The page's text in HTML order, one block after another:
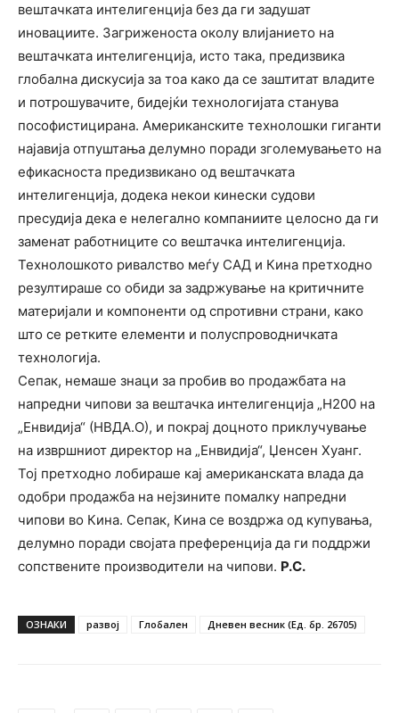
вештачката интелигенција без да ги задушат
иновациите. Загриженоста околу влијанието на
вештачката интелигенција, исто така, предизвика
глобална дискусија за тоа како да се заштитат владите
и потрошувачите, бидејќи технологијата станува
пософистицирана. Американските технолошки гиганти
најавија отпуштања делумно поради зголемувањето на
ефикасноста предизвикано од вештачката
интелигенција, додека некои кинески судови
пресудија дека е нелегално компаниите целосно да ги
заменат работниците со вештачка интелигенција.
Технолошкото ривалство меѓу САД и Кина претходно
резултираше со обиди за задржување на критичните
материјали и компоненти од спротивни страни, како
што се ретките елементи и полуспроводничката
технологија.
Сепак, немаше знаци за пробив во продажбата на
напредни чипови за вештачка интелигенција „H200 на
„Енвидија“ (НВДА.О), и покрај доцното приклучување
на извршниот директор на „Енвидија“, Џенсен Хуанг.
Тој претходно лобираше кај американската влада да
одобри продажба на нејзините помалку напредни
чипови во Кина. Сепак, Кина се воздржа од купувања,
делумно поради својата преференција да ги поддржи
сопствените производители на чипови. Р.С.
ОЗНАКИ развој Глобален Дневен весник (Ед. бр. 26705)